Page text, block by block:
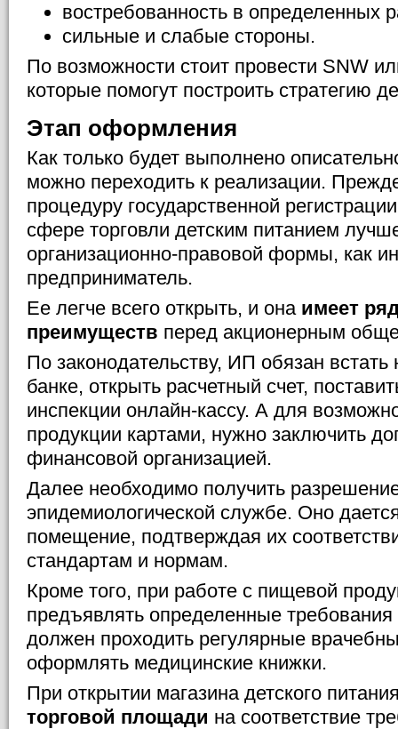
востребованность в определенных
сильные и слабые стороны.
По возможности стоит провести SNW
которые помогут построить стратегию
Этап оформления
Как только будет выполнено
можно переходить к реализации.
процедуру государственной
сфере торговли детским питанием
организационно-правовой формы, как
предприниматель.
Ее легче всего открыть, и она имеет
преимуществ перед акционерным
По законодательству, ИП обязан
банке, открыть расчетный счет,
инспекции онлайн-кассу. А для
продукции картами, нужно заключить
финансовой организацией.
Далее необходимо получить
эпидемиологической службе. Оно
помещение, подтверждая их
стандартам и нормам.
Кроме того, при работе с пищевой
предъявлять определенные
должен проходить регулярные
оформлять медицинские книжки.
При открытии магазина детского
торговой площади на соответствие